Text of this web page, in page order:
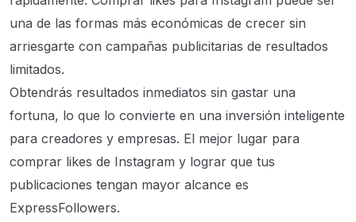
una de las formas más económicas de crecer sin
arriesgarte con campañas publicitarias de resultados
limitados.
Obtendrás resultados inmediatos sin gastar una
fortuna, lo que lo convierte en una inversión inteligente
para creadores y empresas. El mejor lugar para
comprar likes de Instagram y lograr que tus
publicaciones tengan mayor alcance es
ExpressFollowers.